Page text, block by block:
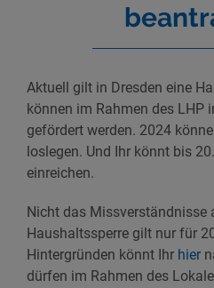
Aktuell gilt in Dresden eine
können im Rahmen des LHP
gefördert werden. 2024
loslegen. Und Ihr könnt bis
einreichen.
Nicht das
Haushaltssperre gilt nur für
Hintergründen könnt Ihr hier
dürfen im Rahmen des